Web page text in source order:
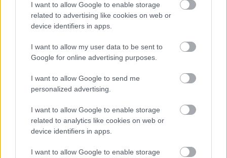
I want to allow Google to enable storage
related to advertising like cookies on web or
device identifiers in apps.
I want to allow my user data to be sent to
Google for online advertising purposes.
I want to allow Google to send me
personalized advertising.
I want to allow Google to enable storage
related to analytics like cookies on web or
device identifiers in apps.
I want to allow Google to enable storage
NŐVERŐ SZOMBATHELYI FÉRFI ELLEN EMELT
VÁDAT AZ ÜGYÉSZSÉG
A férfi a nyílt utcán kezdte verni áldozatát.